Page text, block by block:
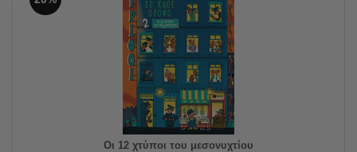
Οι 12 χτύποι του μεσονυχτίου